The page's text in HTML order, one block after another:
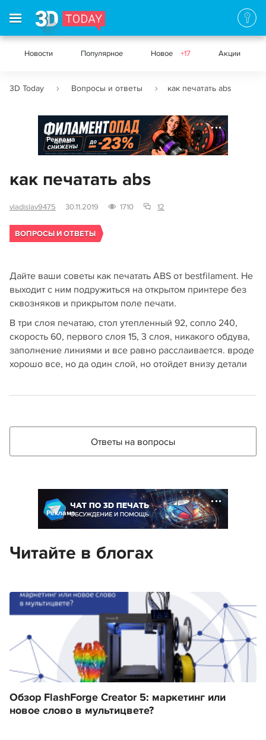
Новости Популярное Новое +17 Акции
3D Today Вопросы и ответы как печатать abs
Реклама
как печатать abs
vladislav9475 30.11.2019 1710 12
ВОПРОСЫ И ОТВЕТЫ
Дайте ваши советы как печатать ABS от bestfilament. Не
выходит с ним подружиться на открытом принтере без
сквозняков и прикрытом поле печати.
В три слоя печатаю, стол утепленный 92, сопло 240,
скорость 60, первого слоя 15, 3 слоя, никакого обдува,
заполнение линиями и все равно расслаивается. вроде
хорошо все, но да один слой, но отойдет внизу детали
Ответы на вопросы
Реклама
Читайте в блогах
Обзор FlashForge Creator 5: маркетинг или
новое слово в мультицвете?